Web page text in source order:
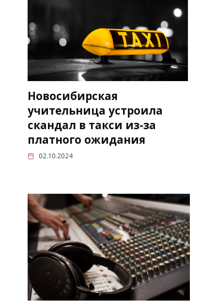
Новосибирская
учительница устроила
скандал в такси из-за
платного ожидания
02.10.2024